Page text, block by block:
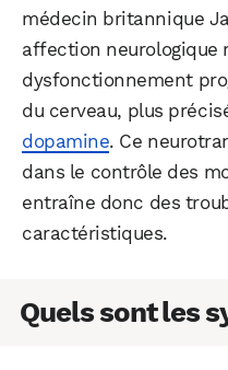
médecin britannique
affection neurologique
dysfonctionnement
du cerveau, plus
dopamine. Ce
dans le contrôle des
entraîne donc des
caractéristiques.
Quels sont les